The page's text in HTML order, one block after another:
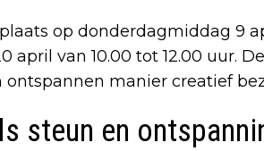
op donderdagmiddag 9
april van 10.00 tot 12.00 uur.
ontspannen manier creatief
steun en